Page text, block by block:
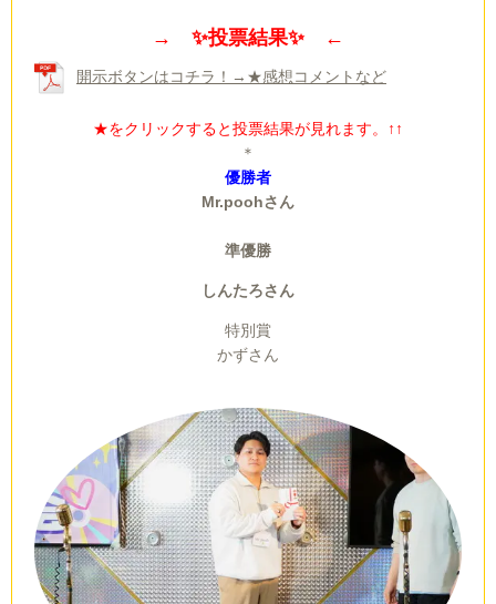
→ ✨投票結果✨ ←
開示ボタンはコチラ！→★感想コメントなど
★をクリックすると投票結果が見れます。↑↑
＊
優勝者
Mr.poohさん
準優勝
しんたろさん
特別賞
かずさん